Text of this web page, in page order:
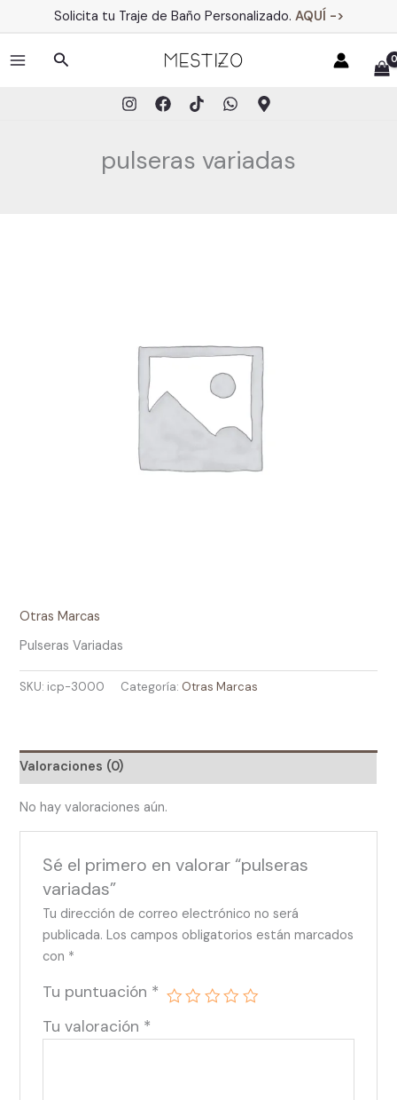
contenido
Solicita tu Traje de Baño Personalizado. AQUÍ ->
Buscar
pulseras variadas
Otras Marcas
Pulseras Variadas
SKU: icp-3000 Categoría: Otras Marcas
Valoraciones (0)
No hay valoraciones aún.
Sé el primero en valorar “pulseras
variadas”
Tu dirección de correo electrónico no será
publicada. Los campos obligatorios están marcados
con *
Tu puntuación *
Tu valoración *